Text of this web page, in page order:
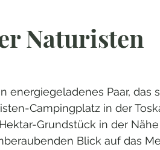
Naturisten
energiegeladenes Paar, das
Campingplatz in der
Grundstück in der
Blick auf das